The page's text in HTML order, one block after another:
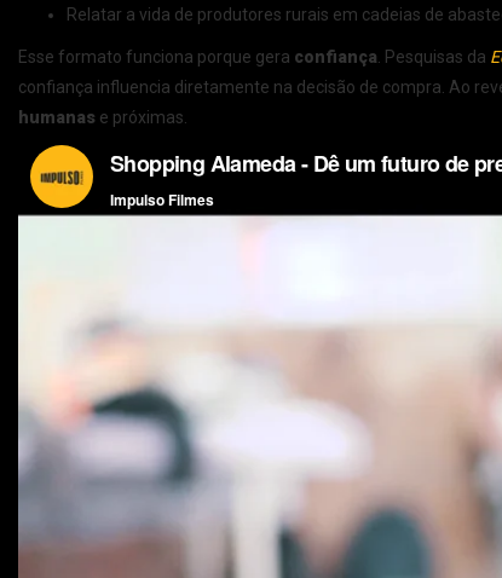
Relatar a vida de produtores rurais em cadeias de
Esse formato funciona porque gera confiança . Pesquisas da
confiança influencia diretamente na decisão de compra. Ao
humanas e próximas.